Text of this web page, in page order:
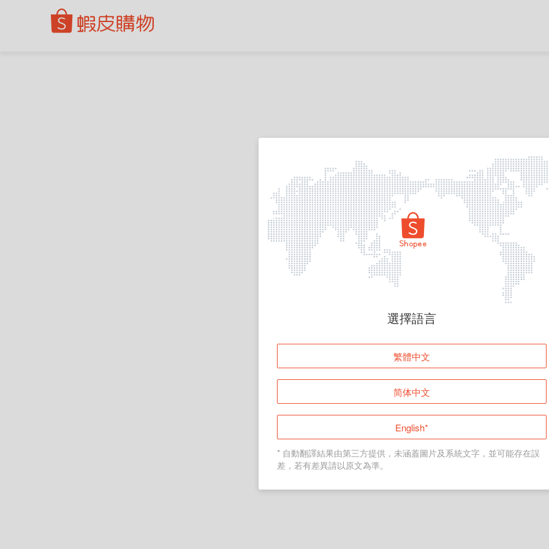
頁面無法顯示
登入
返回首頁
選擇語言
繁體中文
简体中文
English*
* 自動翻譯結果由第三方提供，未涵蓋圖片及系統文字，並可能存在誤
差，若有差異請以原文為準。